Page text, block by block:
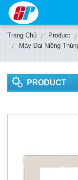
Trang Chủ Product
Máy Đai Niềng
PRODUCT